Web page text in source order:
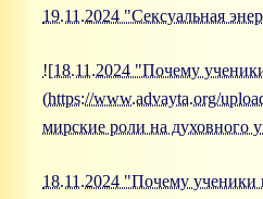
19.11.2024 "Сексуальная
![18.11.2024 "Почему
(https://www.advayta.org/
мирские роли на духовного
18.11.2024 "Почему ученики